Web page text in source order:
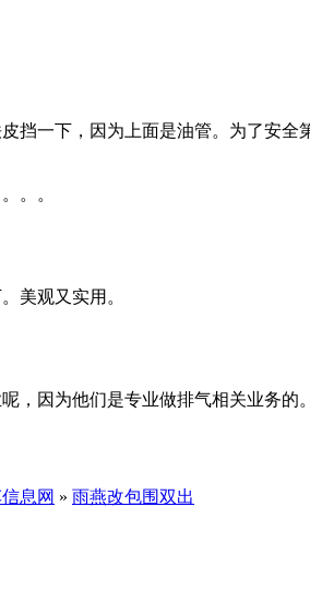
挡一下，因为上面是油管。为了安全
。。
美观又实用。
，因为他们是专业做排气相关业务的
息网 » 雨燕改包围双出